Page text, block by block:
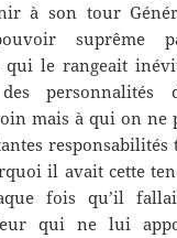
à son tour
suprême
qui le rangeait
mais à qui on
responsabilités
il avait cette
fois qu’il
qui ne lui